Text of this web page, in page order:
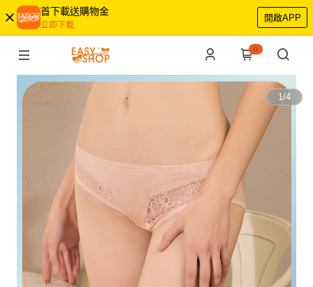
首下載送購物金
立即下載
開啟APP
0
1/4